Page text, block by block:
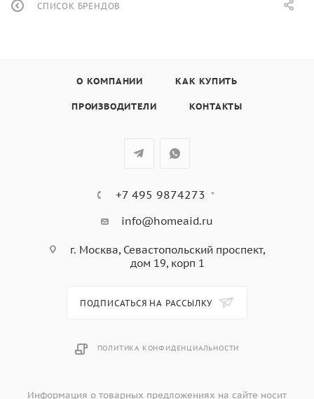
СПИСОК БРЕНДОВ
О КОМПАНИИ КАК КУПИТЬ
ПРОИЗВОДИТЕЛИ КОНТАКТЫ
+7 495 9874273
info@homeaid.ru
г. Москва, Севастопольский проспект,
дом 19, корп 1
ПОДПИСАТЬСЯ НА РАССЫЛКУ
ПОЛИТИКА КОНФИДЕНЦИАЛЬНОСТИ
Информация о товарных предложениях на сайте носит